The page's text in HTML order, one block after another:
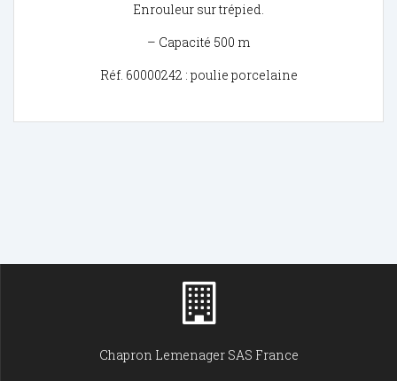
Enrouleur sur trépied.
– Capacité 500 m
Réf. 60000242 : poulie porcelaine
Chapron Lemenager SAS France